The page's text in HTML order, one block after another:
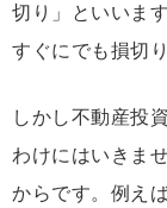
切り」といいま
すぐにでも損切
しかし不動産投
わけにはいきま
からです。例え